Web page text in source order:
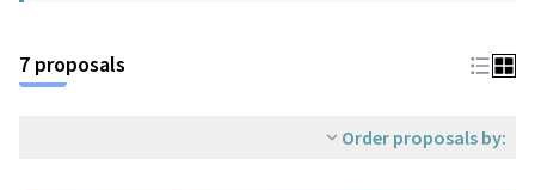
7 proposals
Order proposals by: